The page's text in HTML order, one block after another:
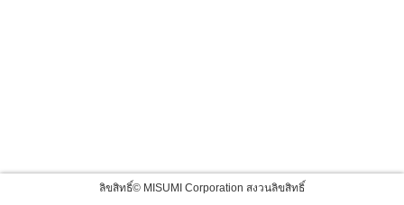
ลิขสิทธิ์© MISUMI Corporation สงวนลิขสิทธิ์